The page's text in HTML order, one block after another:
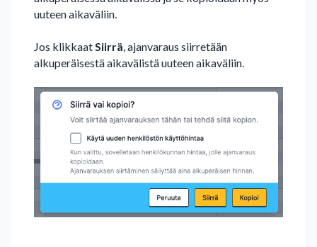
uuteen aikaväliin.
Jos klikkaatSiirrä, ajanvaraus siirretään
alkuperäisestä aikavälistä uuteen aikaväliin.